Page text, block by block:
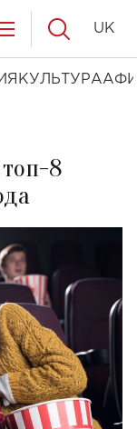
КУЛЬТУРА
UK
8